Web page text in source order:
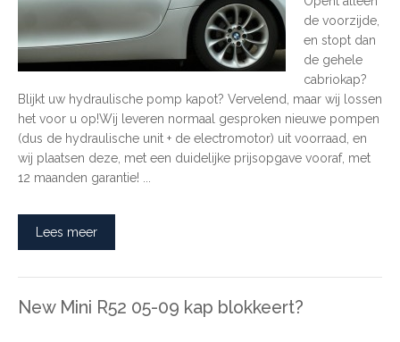
de voorzijde,
en stopt dan
de gehele
cabriokap?
Blijkt uw hydraulische pomp kapot? Vervelend, maar wij lossen
het voor u op!Wij leveren normaal gesproken nieuwe pompen
(dus de hydraulische unit + de electromotor) uit voorraad, en
wij plaatsen deze, met een duidelijke prijsopgave vooraf, met
12 maanden garantie! ...
Lees meer
New Mini R52 05-09 kap blokkeert?